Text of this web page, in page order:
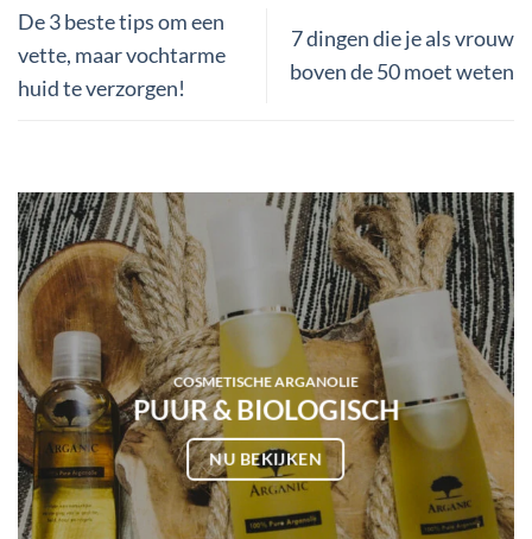
De 3 beste tips om een
vette, maar vochtarme
huid te verzorgen!
7 dingen die je als vrouw
boven de 50 moet weten
COSMETISCHE ARGANOLIE
PUUR & BIOLOGISCH
NU BEKIJKEN